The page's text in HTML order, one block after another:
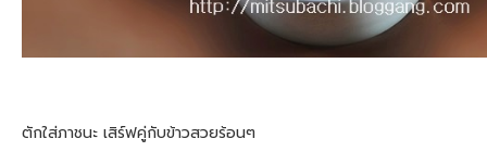
ตักใส่ภาชนะ เสิร์ฟคู่กับข้าวสวยร้อนๆ